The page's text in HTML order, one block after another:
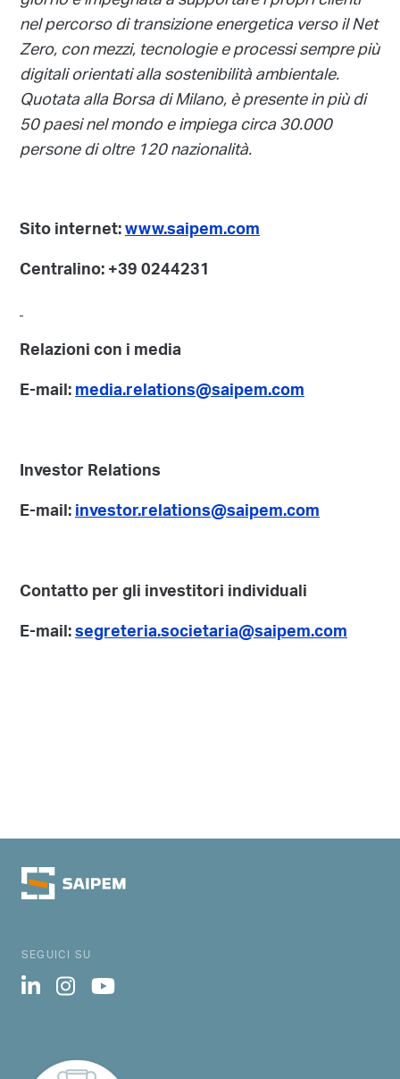
nel percorso di transizione energetica verso il Net
Zero, con mezzi, tecnologie e processi sempre più
digitali orientati alla sostenibilità ambientale.
Quotata alla Borsa di Milano, è presente in più di
50 paesi nel mondo e impiega circa 30.000
persone di oltre 120 nazionalità.
Sito internet:www.saipem.com
Centralino: +39 0244231
Relazioni con i media
E-mail:media.relations@saipem.com
Investor Relations
E-mail:investor.relations@saipem.com
Contatto per gli investitori individuali
E-mail:segreteria.societaria@saipem.com
SEGUICI SU